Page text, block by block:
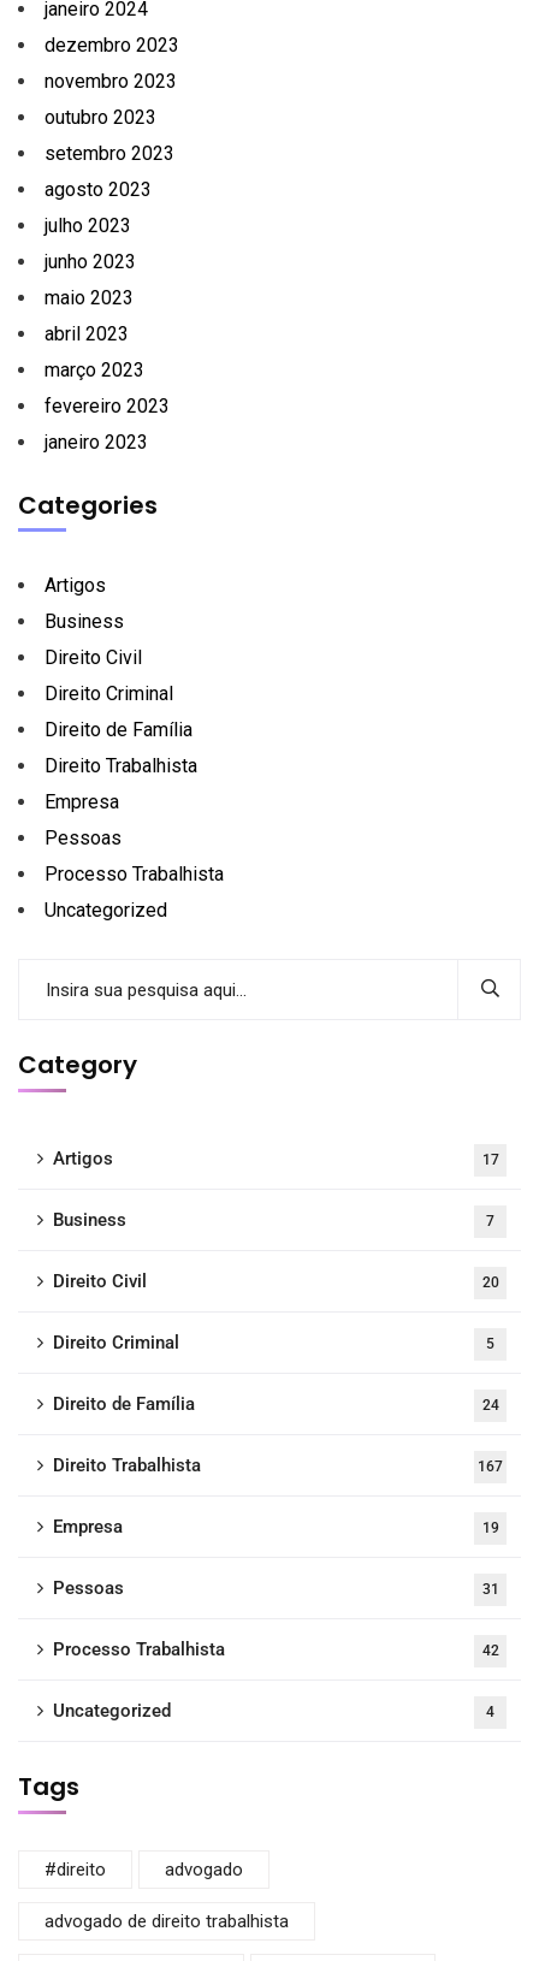
janeiro 2024
dezembro 2023
novembro 2023
outubro 2023
setembro 2023
agosto 2023
julho 2023
junho 2023
maio 2023
abril 2023
março 2023
fevereiro 2023
janeiro 2023
Categories
Artigos
Business
Direito Civil
Direito Criminal
Direito de Família
Direito Trabalhista
Empresa
Pessoas
Processo Trabalhista
Uncategorized
Category
Artigos 17
Business 7
Direito Civil 20
Direito Criminal 5
Direito de Família 24
Direito Trabalhista 167
Empresa 19
Pessoas 31
Processo Trabalhista 42
Uncategorized 4
Tags
#direito advogado
advogado de direito trabalhista